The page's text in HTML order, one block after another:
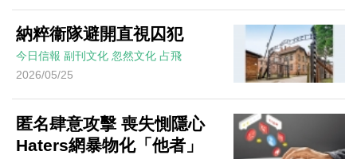
納粹衞隊避開直視囚犯
今日信報 副刊文化 忽然文化 占飛
2026/05/25
匿名肆意攻擊 喪失惻隱心
Haters網暴物化「他者」